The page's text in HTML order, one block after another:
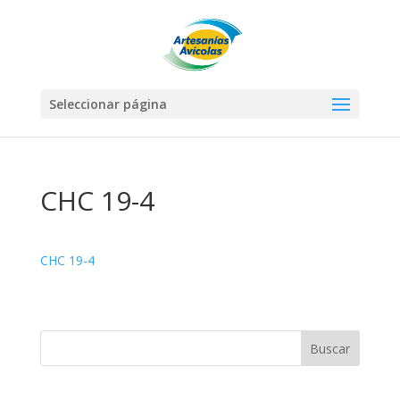
Seleccionar página
CHC 19-4
CHC 19-4